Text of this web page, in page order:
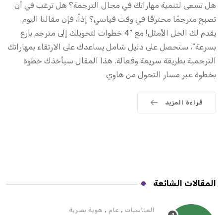
هل تسعى لتنمية مهاراتك في مجال الترجمة؟ هل ترغب في أن
تصبح مترجمًا محترفًا في وقت قياسي؟ إذاً، فإن مقالنا اليوم
يقدم لك الحل الأمثل! مع “4 خطوات لتحويلك إلى مترجم بارع
بسرعة”، ستحصل على دليل شامل يساعدك على الارتقاء بمهاراتك
الترجمية بطريقة سريعة وفعالة. هذا المقال سيأخذك خطوة
بخطوة عبر مسار التحول من هاوي
قراءة المزيد
المقالات الشائعة
المناسبات , عام , هوية بصرية